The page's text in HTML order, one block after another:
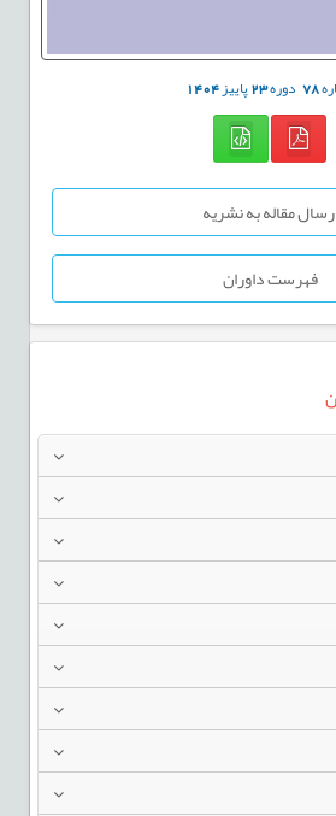
78 دوره23پاییز1404
مقاله به نشریه
فهرست داوران